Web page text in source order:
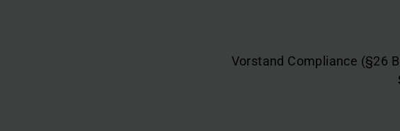
Vorstand Compliance (§26